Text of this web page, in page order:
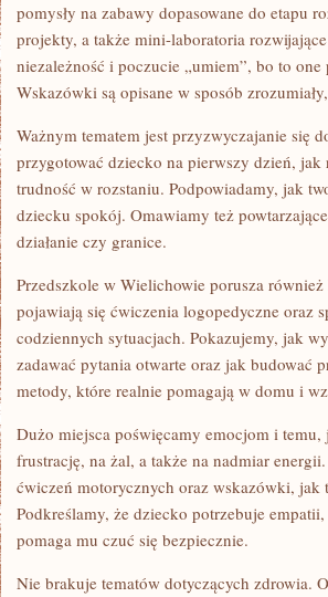
pomysły na zabawy dopasowane do etapu
projekty, a także mini-laboratoria
niezależność i poczucie „umiem”, bo to
Wskazówki są opisane w sposób
Ważnym tematem jest przyzwyczajanie się
przygotować dziecko na pierwszy dzień,
trudność w rozstaniu. Podpowiadamy, jak
dziecku spokój. Omawiamy też
działanie czy granice.
Przedszkole w Wielichowie porusza
pojawiają się ćwiczenia logopedyczne oraz
codziennych sytuacjach. Pokazujemy, jak
zadawać pytania otwarte oraz jak budować
metody, które realnie pomagają w domu i
Dużo miejsca poświęcamy emocjom i
frustrację, na żal, a także na nadmiar
ćwiczeń motorycznych oraz wskazówki, jak
Podkreślamy, że dziecko potrzebuje
pomaga mu czuć się bezpiecznie.
Nie brakuje tematów dotyczących zdrowia.